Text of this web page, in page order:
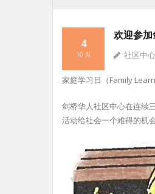
欢迎参
4
10 月 社区中
家庭学习日（Family
剑桥华人社区中心在连续
活动给社会一个难得的机